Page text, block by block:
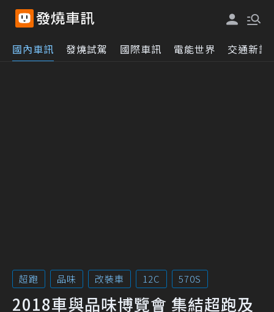
國內車訊 發燒試駕 國際車訊 電能世界 交通新訊
超跑 品味 改裝車 12C 570S
2018車與品味博覽會 集結超跑及